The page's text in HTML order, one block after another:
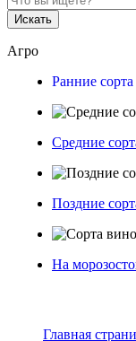
Искать
Агро
Ранние
Средние
Поздние
На
Главная